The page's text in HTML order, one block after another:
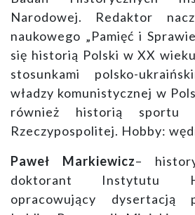
Narodowej. Redaktor
naukowego „Pamięć i
się historią Polski w XX
stosunkami polsko-
władzy komunistycznej w
również historią
Rzeczypospolitej. Hobby:
Paweł Markiewicz–
doktorant Instytutu
opracowujący dysertacją